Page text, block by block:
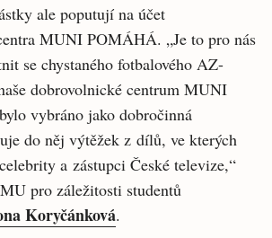
ale poputují na účet
MUNI POMÁHÁ. „Je to pro nás
se chystaného fotbalového AZ-
dobrovolnické centrum MUNI
vybráno jako dobročinná
do něj výtěžek z dílů, ve kterých
a zástupci České televize,“
pro záležitosti studentů
Koryčánková.